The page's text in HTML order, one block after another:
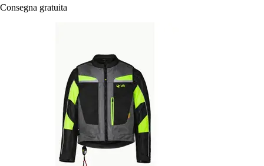
Consegna gratuita